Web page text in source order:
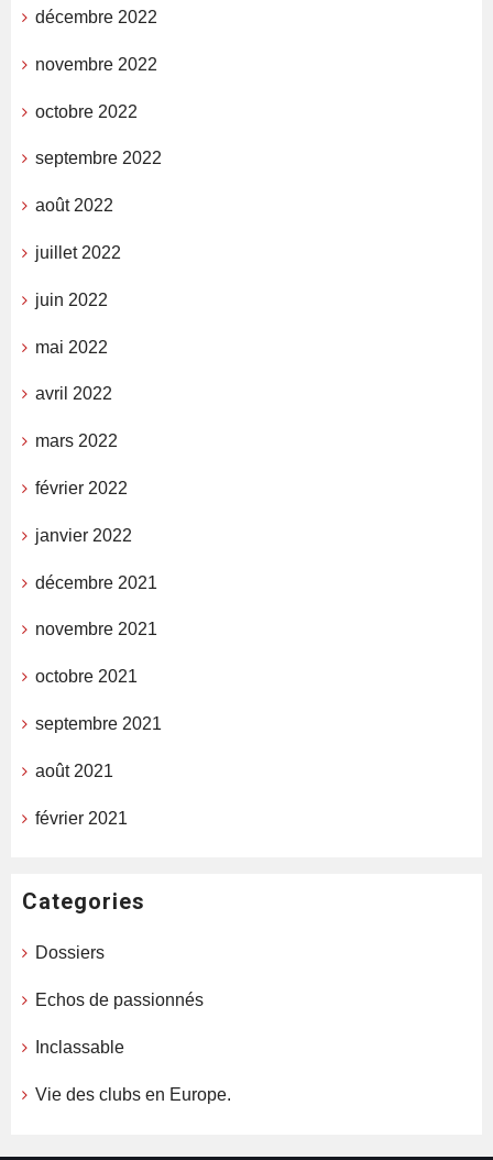
décembre 2022
novembre 2022
octobre 2022
septembre 2022
août 2022
juillet 2022
juin 2022
mai 2022
avril 2022
mars 2022
février 2022
janvier 2022
décembre 2021
novembre 2021
octobre 2021
septembre 2021
août 2021
février 2021
Categories
Dossiers
Echos de passionnés
Inclassable
Vie des clubs en Europe.